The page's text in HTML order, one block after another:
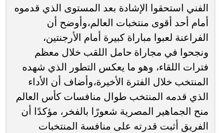
الفني استحقوا الإشادة بعد المستوى الذي قدموه
أمام أحد أقوى منتخبات العالم،وأوضح أن
الفراعنة لعبوا مباراة كبيرة أمام الأرجنتين،
ونجحوا في مجاراة حامل اللقب خلال معظم
فترات اللقاء، وهو ما يعكس التطور الذي شهده
المنتخب خلال الفترة الأخيرة،وأضاف أن الأداء
الذي قدمه المنتخب طوال منافسات كأس العالم
منح الجماهير المصرية شعورًا بالفخر، مؤكدًا أن
الفريق أثبت قدرته على منافسة المنتخبات